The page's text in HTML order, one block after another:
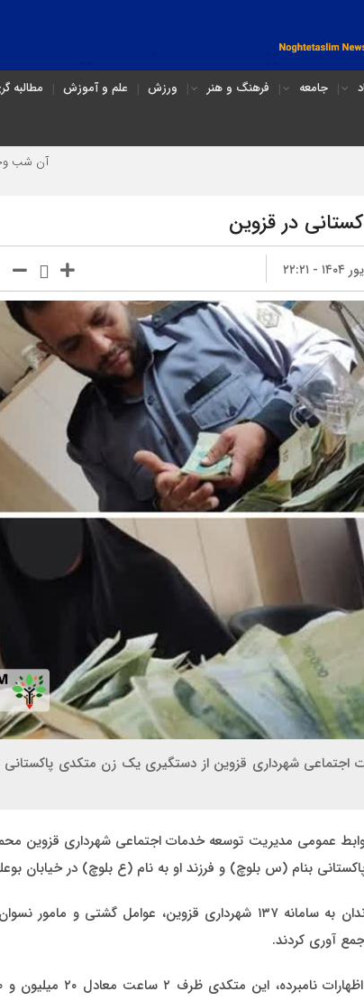
جامعه فرهنگ و هنر ورزش علم و آموزش مطالبه
آن شب وحشتناک در
در قزوین
شهرداری قزوین از دستگیری یک زن متکدی پاکستانی
عمومی مدیریت توسعه خدمات اجتماعی شهرداری قزوین
بنام (س بلوچ) و فرزند او به نام (ع بلوچ) در خیابان
وی اضافه کرد: طی گزارش شهروندان به سامانه ۱۳۷ شهرداری قزوین، عوامل
آوری کردند.